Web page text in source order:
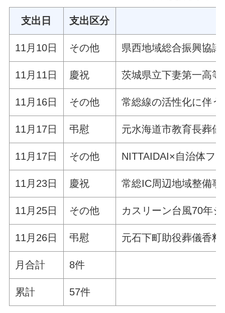
支出日 支出区分
11月10日 その他 県西地域総合振興協
11月11日 慶祝 茨城県立下妻第一高
11月16日 その他 常総線の活性化に伴
11月17日 弔慰 元水海道市教育長葬儀
11月17日 その他 NITTAIDAI×自治体フ
11月23日 慶祝 常総IC周辺地域整備
11月25日 その他 カスリーン台風70年
11月26日 弔慰 元石下町助役葬儀香料
月合計 8件
累計 57件